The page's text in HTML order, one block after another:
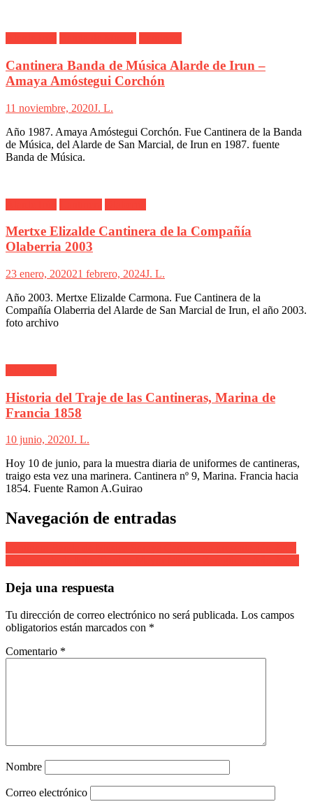
Cantinera Banda de Música Alarde de Irun –
Amaya Amóstegui Corchón
11 noviembre, 2020J. L.
Año 1987. Amaya Amóstegui Corchón. Fue Cantinera de la Banda
de Música, del Alarde de San Marcial, de Irun en 1987. fuente
Banda de Música.
Mertxe Elizalde Cantinera de la Compañía
Olaberria 2003
23 enero, 202021 febrero, 2024J. L.
Año 2003. Mertxe Elizalde Carmona. Fue Cantinera de la
Compañía Olaberria del Alarde de San Marcial de Irun, el año 2003.
foto archivo
Historia del Traje de las Cantineras, Marina de
Francia 1858
10 junio, 2020J. L.
Hoy 10 de junio, para la muestra diaria de uniformes de cantineras,
traigo esta vez una marinera. Cantinera nº 9, Marina. Francia hacia
1854. Fuente Ramon A.Guirao
Navegación de entradas
Deja una respuesta
Tu dirección de correo electrónico no será publicada. Los campos
obligatorios están marcados con *
Comentario *
Nombre
Correo electrónico